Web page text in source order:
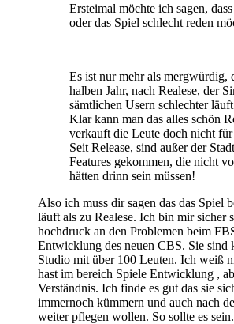
Ersteimal möchte ich sagen,
oder das Spiel schlecht reden
Es ist nur mehr als mergwürdig,
halben Jahr, nach Realese, der
sämtlichen Usern schlechter
Klar kann man das alles schön
verkauft die Leute doch nicht
Seit Release, sind außer der
Features gekommen, die nicht
hätten drinn sein müssen!
Also ich muss dir sagen das das Spiel
läuft als zu Realese. Ich bin mir sicher
hochdruck an den Problemen beim
Entwicklung des neuen CBS. Sie
Studio mit über 100 Leuten. Ich weiß
hast im bereich Spiele Entwicklung ,
Verständnis. Ich finde es gut das sie
immernoch kümmern und auch nach
weiter pflegen wollen. So sollte es sein.